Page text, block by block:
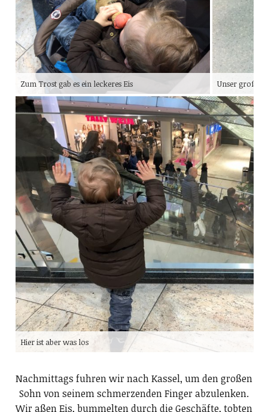
Zum Trost gab es ein leckeres Eis Unser großer
Hier ist aber was los
Nachmittags fuhren wir nach Kassel, um den großen
Sohn von seinem schmerzenden Finger abzulenken.
Wir aßen Eis, bummelten durch die Geschäfte, tobten